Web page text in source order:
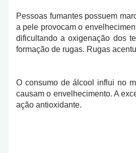
Pessoas fumantes possuem
a pele provocam o
dificultando a oxigenação dos
formação de rugas. Rugas
O consumo de álcool influi no
causam o envelhecimento. A
ação antioxidante.